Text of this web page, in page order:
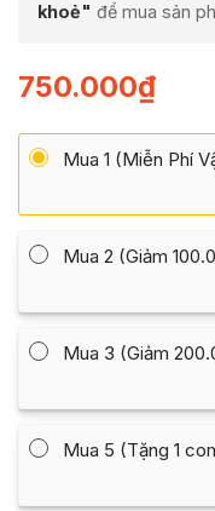
khoẻ" để mua sản
750.000₫
Mua 1 (Miễn Phí
Mua 2 (Giảm
Mua 3 (Giảm
Mua 5 (Tặng 1